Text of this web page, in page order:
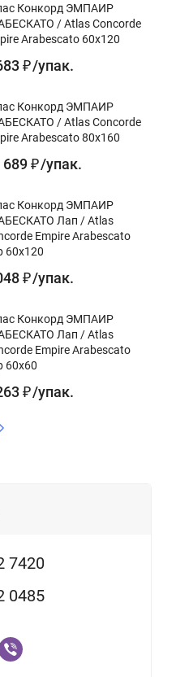
Конкорд ЭМПАИР
/ Atlas Concorde
Arabescato 60x120
₽ /упак.
Конкорд ЭМПАИР
/ Atlas Concorde
Arabescato 80x160
689 ₽ /упак.
Конкорд ЭМПАИР
Лап / Atlas
Empire Arabescato
60x120
₽ /упак.
Конкорд ЭМПАИР
Лап / Atlas
Empire Arabescato
60x60
₽ /упак.
7420
0485